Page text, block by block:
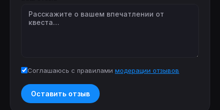
Соглашаюсь с правилами модерации отзывов
Оставить отзыв